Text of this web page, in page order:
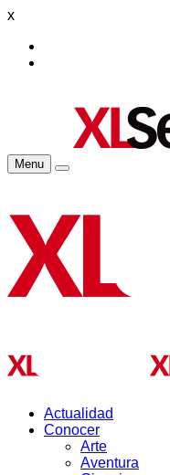
x
Menu
Actualidad
Conocer
Arte
Aventura